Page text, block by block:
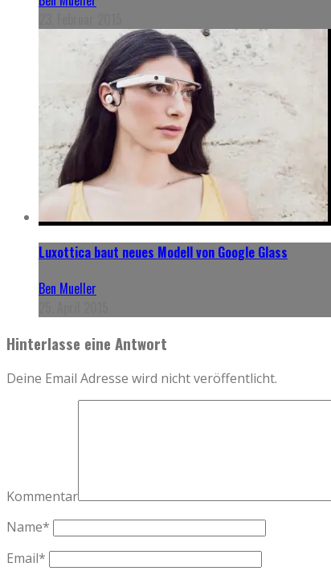
Luxottica baut neues Modell von Google Glass
Ben Mueller
Hinterlasse eine Antwort
Deine Email Adresse wird nicht veröffentlicht.
Kommentar
Name*
Email*